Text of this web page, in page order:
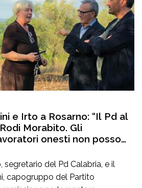
Regione Calabria e Direttore
Spa, […]
e Irto a Rosarno: “Il Pd al
Morabito. Gli
onesti non posso
segretario del Pd Calabria, e il
capogruppo del Partito